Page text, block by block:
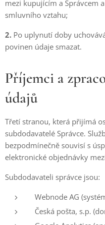
mezi kupujícím a Správcem
smluvního vztahu;
2. Po uplynutí doby
povinen údaje smazat.
Příjemci a
údajů
Třetí stranou, která přijímá
subdodavatelé Správce.
bezpodmínečně souvisí s
elektronické objednávky
Subdodavateli správce jsou:
Webnode AG
Česká pošta, s.p.